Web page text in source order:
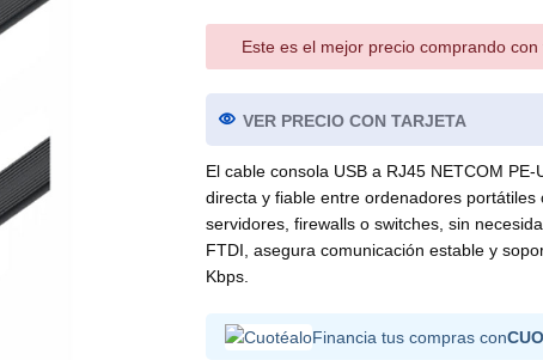
Este es el mejor precio comprando
VER PRECIO CON TARJETA
El cable consola USB a RJ45 NETCOM
directa y fiable entre ordenadores
servidores, firewalls o switches, sin
FTDI, asegura comunicación estable y
Kbps.
Financia tus compras con